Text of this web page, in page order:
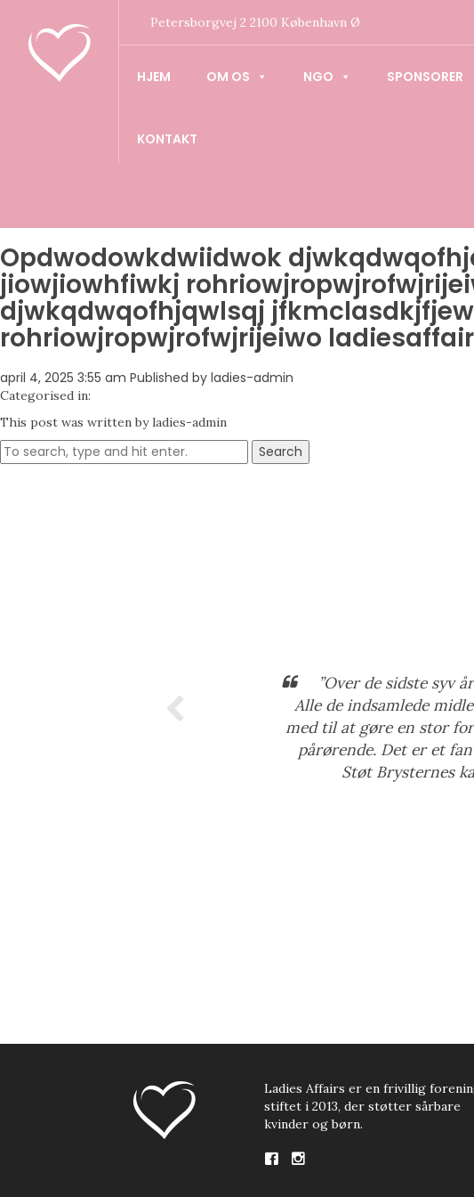
Petersborgvej 2 2100 København Ø
HJEM OM OS NGO SPONSORER
KONTAKT
Opdwodowkdwiidwok
jiowjiowhfiwkj
djwkqdwqofhjqwlsqj
rohriowjropwjrofwjrijeiwo
april 4, 2025 3:55 am Published by ladies-admin
Categorised in:
This post was written by ladies-admin
Search
”Over de sidste syv
Alle de indsamlede
med til at gøre en stor
pårørende. Det er et
Støt Brysternes
Ladies Affairs er en frivillig
stiftet i 2013, der støtter sårbare
kvinder og børn.